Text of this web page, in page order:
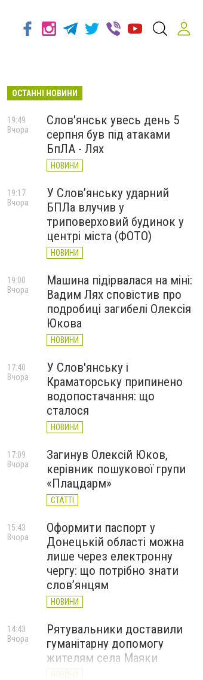
ОСТАННІ НОВИНИ
Слов'янськ увесь день 5
серпня був під атаками
БпЛА - Лях
НОВИНИ
19:49
Вчора
У Слов’янську ударний
БПЛа влучив у
триповерховий будинок у
центрі міста (ФОТО)
НОВИНИ
19:17
Вчора
Машина підірвалася на міні:
Вадим Лях сповістив про
подробиці загибелі Олексія
Юкова
НОВИНИ
19:00
Вчора
У Слов'янську і
Краматорську припинено
водопостачання: що
сталося
НОВИНИ
17:40
Вчора
Загинув Олексій Юков,
керівник пошукової групи
«Плацдарм»
СТАТТІ
17:09
Вчора
Оформити паспорт у
Донецькій області можна
лише через електронну
чергу: що потрібно знати
слов’янцям
НОВИНИ
15:43
Вчора
Рятувальники доставили
гуманітарну допомогу
жителям села Маяки
НОВИНИ
14:43
Вчора